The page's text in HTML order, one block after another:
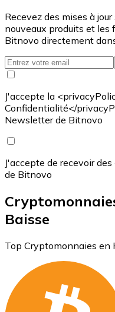
Recevez des mises à
nouveaux produits et
Bitnovo directement
J'accepte la
Confidentialité</
Newsletter de Bitnovo
J'accepte de recevoir
de Bitnovo
Baisse
Top Cryptomonnaies en